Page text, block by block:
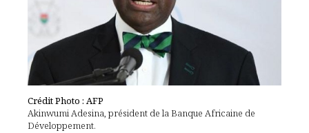
Crédit Photo : AFP
Akinwumi Adesina, président de la Banque Africaine de
Développement.